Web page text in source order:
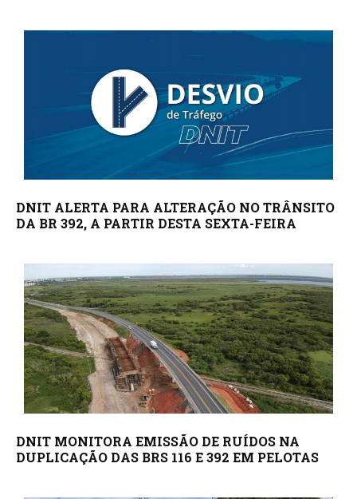
DNIT ALERTA PARA ALTERAÇÃO NO TRÂNSITO
DA BR 392, A PARTIR DESTA SEXTA-FEIRA
DNIT MONITORA EMISSÃO DE RUÍDOS NA
DUPLICAÇÃO DAS BRS 116 E 392 EM PELOTAS